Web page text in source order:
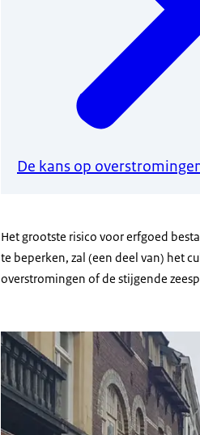
De kans op
Het grootste risico voor erfgoed
te beperken, zal (een deel van) het
overstromingen of de stijgende